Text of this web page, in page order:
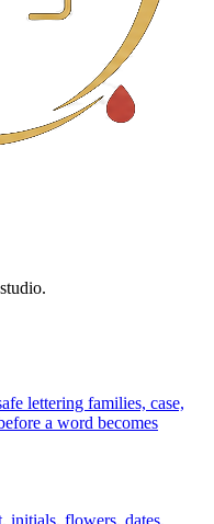
lettering families, case,
a word becomes
initials, flowers, dates,